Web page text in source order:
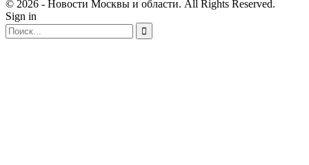
© 2026 - Новости Москвы и области. All Rights Reserved.
Sign in